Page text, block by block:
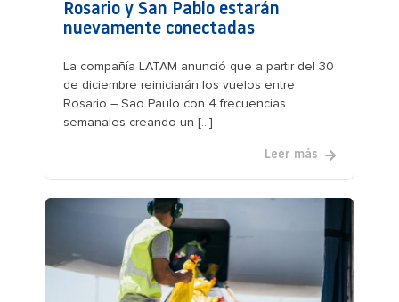
Rosario y San Pablo estarán
nuevamente conectadas
La compañía LATAM anunció que a partir del 30
de diciembre reiniciarán los vuelos entre
Rosario – Sao Paulo con 4 frecuencias
semanales creando un [...]
Leer más